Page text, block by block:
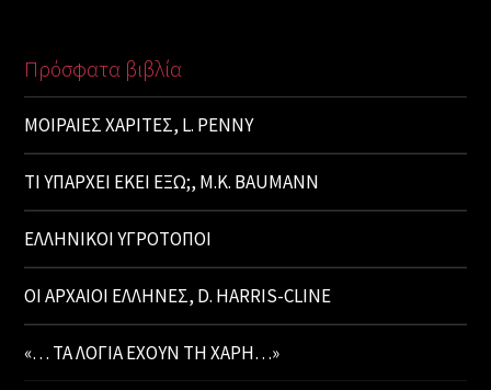
Πρόσφατα βιβλία
ΜΟΙΡΑΙΕΣ ΧΑΡΙΤΕΣ, L. PENNY
ΤΙ ΥΠΑΡΧΕΙ ΕΚΕΙ ΕΞΩ;, M.K. BAUMANN
ΕΛΛΗΝΙΚΟΙ ΥΓΡΟΤΟΠΟΙ
ΟΙ ΑΡΧΑΙΟΙ ΕΛΛΗΝΕΣ, D. HARRIS-CLINE
«… ΤΑ ΛΟΓΙΑ ΕΧΟΥΝ ΤΗ ΧΑΡΗ…»